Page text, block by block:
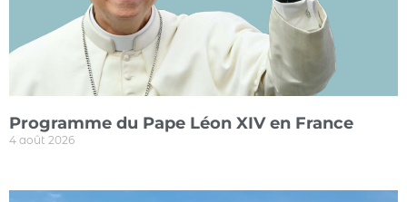
Programme du Pape Léon XIV en France
4 août 2026